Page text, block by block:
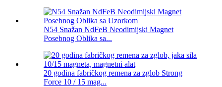
N54 Snažan NdFeB Neodimijski Magnet
Posebnog Oblika sa...
20 godina fabričkog remena za zglob Strong
Force 10 / 15 mag...